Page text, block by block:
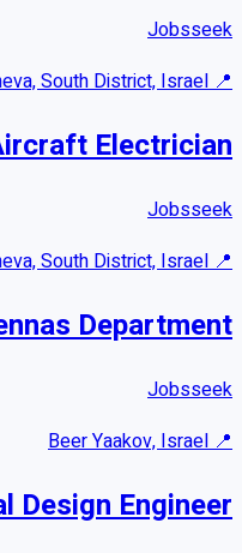
Jobsseek
📍
South District, Israel
Electrician
Jobsseek
📍
South District, Israel
Department
Jobsseek
📍
Beer Yaakov, Israel
Design Engineer